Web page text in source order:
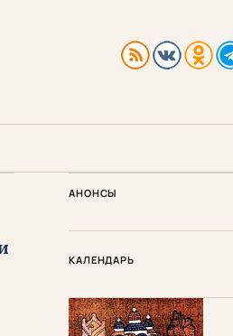
АНОНСЫ
КАЛЕНДАРЬ